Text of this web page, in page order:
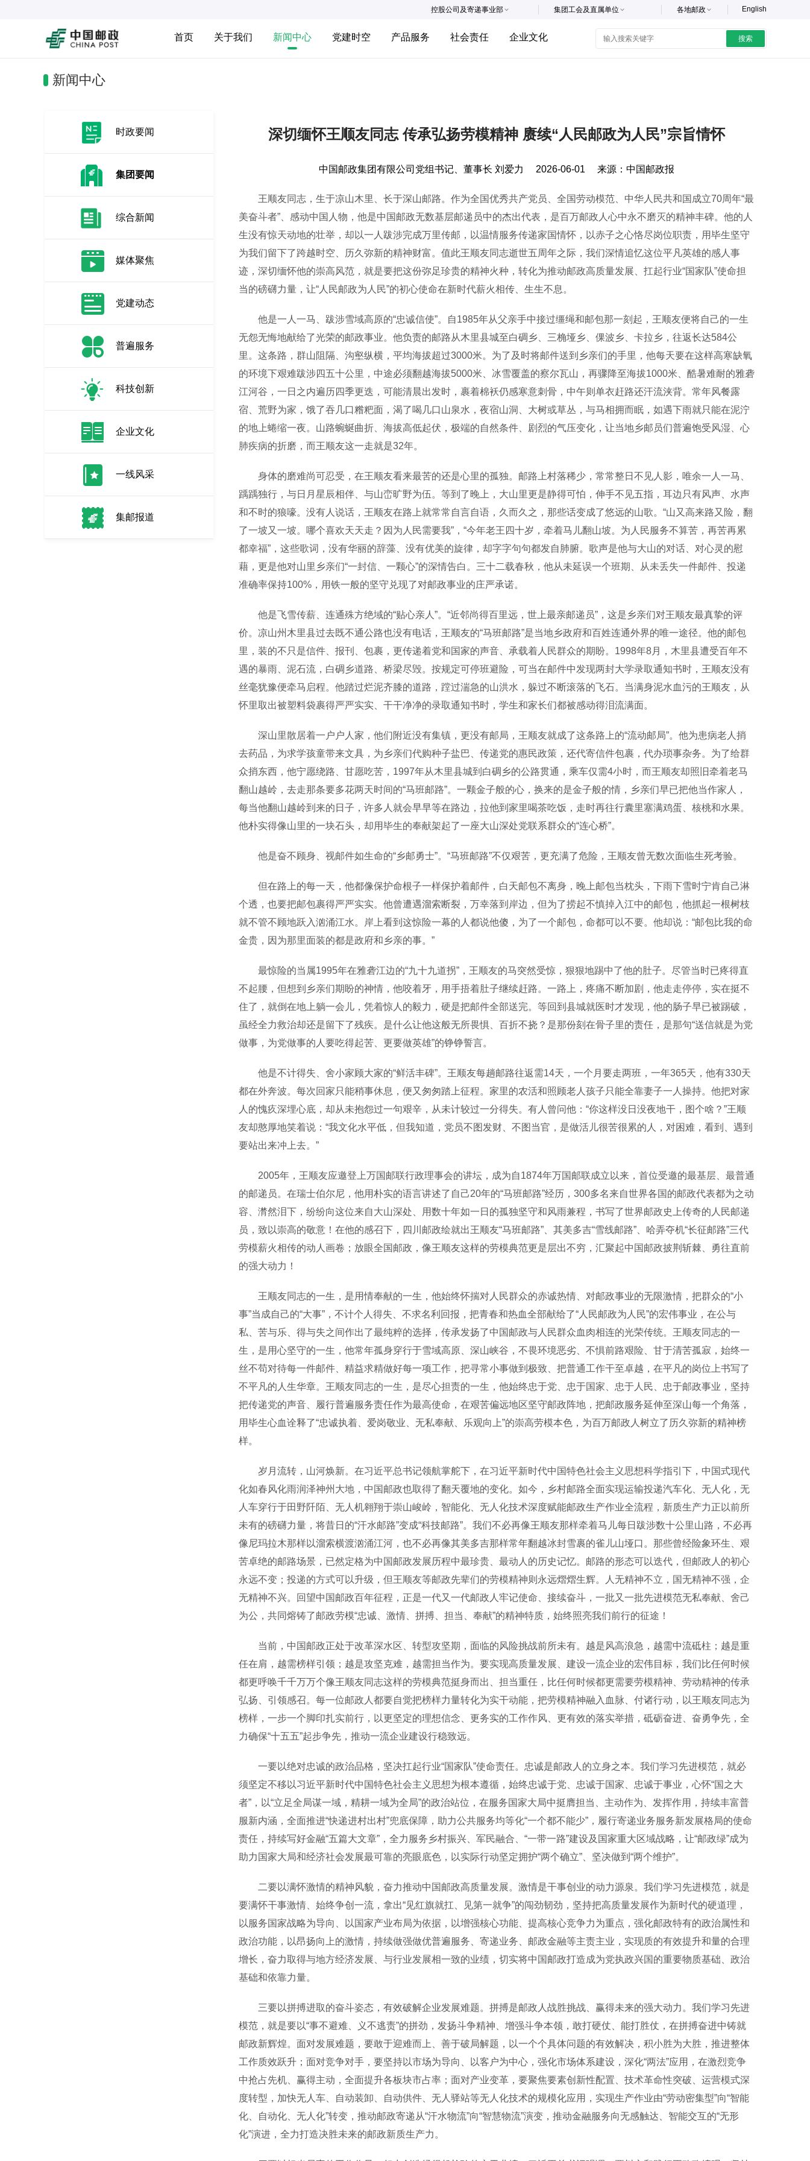
English
各地邮政
集团工会及直属单位
控股公司及寄递事业部
首页 关于我们 新闻中心 党建时空 产品服务 社会责任 企业文化 搜索
新闻中心
时政要闻
集团要闻
综合新闻
媒体聚焦
党建动态
普遍服务
科技创新
企业文化
一线风采
集邮报道
深切缅怀王顺友同志 传承弘扬劳模精神 赓续“人民邮政为人民”宗旨情怀
中国邮政集团有限公司党组书记、董事长 刘爱力 2026-06-01 来源： 中国邮政报
王顺友同志，生于凉山木里、长于深山邮路。作为全国优秀共产党员、全国劳动模范、中华人民共和国成立70周年“最
美奋斗者”、感动中国人物，他是中国邮政无数基层邮递员中的杰出代表，是百万邮政人心中永不磨灭的精神丰碑。他的人
生没有惊天动地的壮举，却以一人跋涉完成万里传邮，以温情服务传递家国情怀，以赤子之心恪尽岗位职责，用毕生坚守
为我们留下了跨越时空、历久弥新的精神财富。值此王顺友同志逝世五周年之际，我们深情追忆这位平凡英雄的感人事
迹，深切缅怀他的崇高风范，就是要把这份弥足珍贵的精神火种，转化为推动邮政高质量发展、扛起行业“国家队”使命担
当的磅礴力量，让“人民邮政为人民”的初心使命在新时代薪火相传、生生不息。
他是一人一马、跋涉雪域高原的“忠诚信使”。自1985年从父亲手中接过缰绳和邮包那一刻起，王顺友便将自己的一生
无怨无悔地献给了光荣的邮政事业。他负责的邮路从木里县城至白碉乡、三桷垭乡、倮波乡、卡拉乡，往返长达584公
里。这条路，群山阻隔、沟壑纵横，平均海拔超过3000米。为了及时将邮件送到乡亲们的手里，他每天要在这样高寒缺氧
的环境下艰难跋涉四五十公里，中途必须翻越海拔5000米、冰雪覆盖的察尔瓦山，再骤降至海拔1000米、酷暑难耐的雅砻
江河谷，一日之内遍历四季更迭，可能清晨出发时，裹着棉袄仍感寒意刺骨，中午则单衣赶路还汗流浃背。常年风餐露
宿、荒野为家，饿了吞几口糌粑面，渴了喝几口山泉水，夜宿山洞、大树或草丛，与马相拥而眠，如遇下雨就只能在泥泞
的地上蜷缩一夜。山路蜿蜒曲折、海拔高低起伏，极端的自然条件、剧烈的气压变化，让当地乡邮员们普遍饱受风湿、心
肺疾病的折磨，而王顺友这一走就是32年。
身体的磨难尚可忍受，在王顺友看来最苦的还是心里的孤独。邮路上村落稀少，常常整日不见人影，唯余一人一马、
踽踽独行，与日月星辰相伴、与山峦旷野为伍。等到了晚上，大山里更是静得可怕，伸手不见五指，耳边只有风声、水声
和不时的狼嚎。没有人说话，王顺友在路上就常常自言自语，久而久之，那些话变成了悠远的山歌。“山又高来路又险，翻
了一坡又一坡。哪个喜欢天天走？因为人民需要我”，“今年老王四十岁，牵着马儿翻山坡。为人民服务不算苦，再苦再累
都幸福”，这些歌词，没有华丽的辞藻、没有优美的旋律，却字字句句都发自肺腑。歌声是他与大山的对话、对心灵的慰
藉，更是他对山里乡亲们“一封信、一颗心”的深情告白。三十二载春秋，他从未延误一个班期、从未丢失一件邮件、投递
准确率保持100%，用铁一般的坚守兑现了对邮政事业的庄严承诺。
他是飞雪传薪、连通殊方绝域的“贴心亲人”。“近邻尚得百里远，世上最亲邮递员”，这是乡亲们对王顺友最真挚的评
价。凉山州木里县过去既不通公路也没有电话，王顺友的“马班邮路”是当地乡政府和百姓连通外界的唯一途径。他的邮包
里，装的不只是信件、报刊、包裹，更传递着党和国家的声音、承载着人民群众的期盼。1998年8月，木里县遭受百年不
遇的暴雨、泥石流，白碉乡道路、桥梁尽毁。按规定可停班避险，可当在邮件中发现两封大学录取通知书时，王顺友没有
丝毫犹豫便牵马启程。他踏过烂泥齐膝的道路，蹚过湍急的山洪水，躲过不断滚落的飞石。当满身泥水血污的王顺友，从
怀里取出被塑料袋裹得严严实实、干干净净的录取通知书时，学生和家长们都被感动得泪流满面。
深山里散居着一户户人家，他们附近没有集镇，更没有邮局，王顺友就成了这条路上的“流动邮局”。他为患病老人捎
去药品，为求学孩童带来文具，为乡亲们代购种子盐巴、传递党的惠民政策，还代寄信件包裹，代办琐事杂务。为了给群
众捎东西，他宁愿绕路、甘愿吃苦，1997年从木里县城到白碉乡的公路贯通，乘车仅需4小时，而王顺友却照旧牵着老马
翻山越岭，去走那条要多花两天时间的“马班邮路”。一颗金子般的心，换来的是金子般的情，乡亲们早已把他当作家人，
每当他翻山越岭到来的日子，许多人就会早早等在路边，拉他到家里喝茶吃饭，走时再往行囊里塞满鸡蛋、核桃和水果。
他朴实得像山里的一块石头，却用毕生的奉献架起了一座大山深处党联系群众的“连心桥”。
他是奋不顾身、视邮件如生命的“乡邮勇士”。“马班邮路”不仅艰苦，更充满了危险，王顺友曾无数次面临生死考验。
但在路上的每一天，他都像保护命根子一样保护着邮件，白天邮包不离身，晚上邮包当枕头，下雨下雪时宁肯自己淋
个透，也要把邮包裹得严严实实。他曾遭遇溜索断裂，万幸落到岸边，但为了捞起不慎掉入江中的邮包，他抓起一根树枝
就不管不顾地跃入汹涌江水。岸上看到这惊险一幕的人都说他傻，为了一个邮包，命都可以不要。他却说：“邮包比我的命
金贵，因为那里面装的都是政府和乡亲的事。”
最惊险的当属1995年在雅砻江边的“九十九道拐”，王顺友的马突然受惊，狠狠地踢中了他的肚子。尽管当时已疼得直
不起腰，但想到乡亲们期盼的神情，他咬着牙，用手捂着肚子继续赶路。一路上，疼痛不断加剧，他走走停停，实在挺不
住了，就倒在地上躺一会儿，凭着惊人的毅力，硬是把邮件全部送完。等回到县城就医时才发现，他的肠子早已被踢破，
虽经全力救治却还是留下了残疾。是什么让他这般无所畏惧、百折不挠？是那份刻在骨子里的责任，是那句“送信就是为党
做事，为党做事的人要吃得起苦、更要做英雄”的铮铮誓言。
他是不计得失、舍小家顾大家的“鲜活丰碑”。王顺友每趟邮路往返需14天，一个月要走两班，一年365天，他有330天
都在外奔波。每次回家只能稍事休息，便又匆匆踏上征程。家里的农活和照顾老人孩子只能全靠妻子一人操持。他把对家
人的愧疚深埋心底，却从未抱怨过一句艰辛，从未计较过一分得失。有人曾问他：“你这样没日没夜地干，图个啥？”王顺
友却憨厚地笑着说：“我文化水平低，但我知道，党员不图发财、不图当官，是做活儿很苦很累的人，对困难，看到、遇到
要站出来冲上去。”
2005年，王顺友应邀登上万国邮联行政理事会的讲坛，成为自1874年万国邮联成立以来，首位受邀的最基层、最普通
的邮递员。在瑞士伯尔尼，他用朴实的语言讲述了自己20年的“马班邮路”经历，300多名来自世界各国的邮政代表都为之动
容、潸然泪下，纷纷向这位来自大山深处、用数十年如一日的孤独坚守和风雨兼程，书写了世界邮政史上传奇的人民邮递
员，致以崇高的敬意！在他的感召下，四川邮政绘就出王顺友“马班邮路”、其美多吉“雪线邮路”、哈弄夺机“长征邮路”三代
劳模薪火相传的动人画卷；放眼全国邮政，像王顺友这样的劳模典范更是层出不穷，汇聚起中国邮政披荆斩棘、勇往直前
的强大动力！
王顺友同志的一生，是用情奉献的一生，他始终怀揣对人民群众的赤诚热情、对邮政事业的无限激情，把群众的“小
事”当成自己的“大事”，不计个人得失、不求名利回报，把青春和热血全部献给了“人民邮政为人民”的宏伟事业，在公与
私、苦与乐、得与失之间作出了最纯粹的选择，传承发扬了中国邮政与人民群众血肉相连的光荣传统。王顺友同志的一
生，是用心坚守的一生，他常年孤身穿行于雪域高原、深山峡谷，不畏环境恶劣、不惧前路艰险、甘于清苦孤寂，始终一
丝不苟对待每一件邮件、精益求精做好每一项工作，把寻常小事做到极致、把普通工作干至卓越，在平凡的岗位上书写了
不平凡的人生华章。王顺友同志的一生，是尽心担责的一生，他始终忠于党、忠于国家、忠于人民、忠于邮政事业，坚持
把传递党的声音、履行普遍服务责任作为最高使命，在艰苦偏远地区坚守邮政阵地，把邮政服务延伸至深山每一个角落，
用毕生心血诠释了“忠诚执着、爱岗敬业、无私奉献、乐观向上”的崇高劳模本色，为百万邮政人树立了历久弥新的精神榜
样。
岁月流转，山河焕新。在习近平总书记领航掌舵下，在习近平新时代中国特色社会主义思想科学指引下，中国式现代
化如春风化雨润泽神州大地，中国邮政也取得了翻天覆地的变化。如今，乡村邮路全面实现运输投递汽车化、无人化，无
人车穿行于田野阡陌、无人机翱翔于崇山峻岭，智能化、无人化技术深度赋能邮政生产作业全流程，新质生产力正以前所
未有的磅礴力量，将昔日的“汗水邮路”变成“科技邮路”。我们不必再像王顺友那样牵着马儿每日跋涉数十公里山路，不必再
像尼玛拉木那样以溜索横渡汹涌江河，也不必再像其美多吉那样常年翻越冰封雪裹的雀儿山垭口。那些曾经险象环生、艰
苦卓绝的邮路场景，已然定格为中国邮政发展历程中最珍贵、最动人的历史记忆。邮路的形态可以迭代，但邮政人的初心
永远不变；投递的方式可以升级，但王顺友等邮政先辈们的劳模精神则永远熠熠生辉。人无精神不立，国无精神不强，企
无精神不兴。回望中国邮政百年征程，正是一代又一代邮政人牢记使命、接续奋斗，一批又一批先进模范无私奉献、舍己
为公，共同熔铸了邮政劳模“忠诚、激情、拼搏、担当、奉献”的精神特质，始终照亮我们前行的征途！
当前，中国邮政正处于改革深水区、转型攻坚期，面临的风险挑战前所未有。越是风高浪急，越需中流砥柱；越是重
任在肩，越需榜样引领；越是攻坚克难，越需担当作为。要实现高质量发展、建设一流企业的宏伟目标，我们比任何时候
都更呼唤千千万万个像王顺友同志这样的劳模典范挺身而出、担当重任，比任何时候都更需要劳模精神、劳动精神的传承
弘扬、引领感召。每一位邮政人都要自觉把榜样力量转化为实干动能，把劳模精神融入血脉、付诸行动，以王顺友同志为
榜样，一步一个脚印扎实前行，以更坚定的理想信念、更务实的工作作风、更有效的落实举措，砥砺奋进、奋勇争先，全
力确保“十五五”起步争先，推动一流企业建设行稳致远。
一要以绝对忠诚的政治品格，坚决扛起行业“国家队”使命责任。忠诚是邮政人的立身之本。我们学习先进模范，就必
须坚定不移以习近平新时代中国特色社会主义思想为根本遵循，始终忠诚于党、忠诚于国家、忠诚于事业，心怀“国之大
者”，以“立足全局谋一域，精耕一域为全局”的政治站位，在服务国家大局中挺膺担当、主动作为、发挥作用，持续丰富普
服新内涵，全面推进“快递进村出村”兜底保障，助力公共服务均等化“一个都不能少”，履行寄递业务服务新发展格局的使命
责任，持续写好金融“五篇大文章”，全力服务乡村振兴、军民融合、“一带一路”建设及国家重大区域战略，让“邮政绿”成为
助力国家大局和经济社会发展最可靠的亮眼底色，以实际行动坚定拥护“两个确立”、坚决做到“两个维护”。
二要以满怀激情的精神风貌，奋力推动中国邮政高质量发展。激情是干事创业的动力源泉。我们学习先进模范，就是
要满怀干事激情、始终争创一流，拿出“见红旗就扛、见第一就争”的闯劲韧劲，坚持把高质量发展作为新时代的硬道理，
以服务国家战略为导向、以国家产业布局为依据，以增强核心功能、提高核心竞争力为重点，强化邮政特有的政治属性和
政治功能，以昂扬向上的激情，持续做强做优普遍服务、寄递业务、邮政金融等主责主业，实现质的有效提升和量的合理
增长，奋力取得与地方经济发展、与行业发展相一致的业绩，切实将中国邮政打造成为党执政兴国的重要物质基础、政治
基础和依靠力量。
三要以拼搏进取的奋斗姿态，有效破解企业发展难题。拼搏是邮政人战胜挑战、赢得未来的强大动力。我们学习先进
模范，就是要以“事不避难、义不逃责”的拼劲，发扬斗争精神、增强斗争本领，敢打硬仗、能打胜仗，在拼搏奋进中铸就
邮政新辉煌。面对发展难题，要敢于迎难而上、善于破局解题，以一个个具体问题的有效解决，积小胜为大胜，推进整体
工作质效跃升；面对竞争对手，要坚持以市场为导向、以客户为中心，强化市场体系建设，深化“两法”应用，在激烈竞争
中抢占先机、赢得主动，全面提升各板块市占率；面对产业变革，要聚焦要素创新性配置、技术革命性突破、运营模式深
度转型，加快无人车、自动装卸、自动供件、无人驿站等无人化技术的规模化应用，实现生产作业由“劳动密集型”向“智能
化、自动化、无人化”转变，推动邮政寄递从“汗水物流”向“智慧物流”演变，推动金融服务向无感触达、智能交互的“无形
化”演进，全力打造决胜未来的邮政新质生产力。